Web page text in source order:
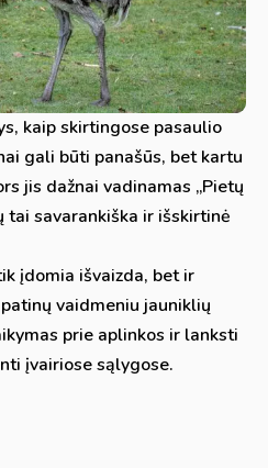
kaip skirtingose pasaulio
gali būti panašūs, bet kartu
jis dažnai vadinamas „Pietų
tai savarankiška ir išskirtinė
įdomia išvaizda, bet ir
vaidmeniu jauniklių
prie aplinkos ir lanksti
įvairiose sąlygose.